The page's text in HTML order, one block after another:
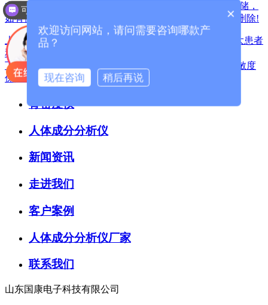
本站声明:网站部分内容及图片来源于网络,本站只提供存储，
如有侵权,请联系我们,QQ: 325925638 ，我们将第一时间删除!
上一篇：超声波骨密度检测仪无创检查、费用低等受广大患者
和体检客户的青睐
下一篇：超声骨密度检测仪：骨质疏松症诊断利器 高灵敏度
保障高诊断率
骨密度仪
人体成分分析仪
新闻资讯
走进我们
客户案例
人体成分分析仪厂家
联系我们
山东国康电子科技有限公司
×
欢迎访问网站，请问需要咨询哪款产
品？
现在咨询 稍后再说